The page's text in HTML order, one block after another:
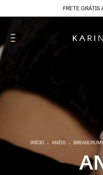
FRETE
INÍCIO . ANÉIS .